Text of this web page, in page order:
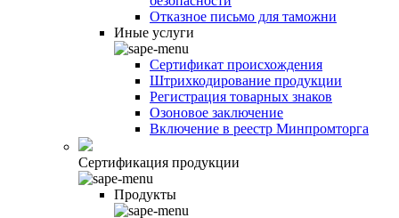
Отказное письмо для таможни
Иные услуги
Сертификат происхождения
Штрихкодирование продукции
Регистрация товарных знаков
Озоновое заключение
Включение в реестр Минпромторга
Сертификация продукции
Продукты